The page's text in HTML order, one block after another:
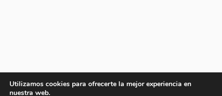
Utilizamos cookies para ofrecerte la mejor experiencia en
nuestra web.